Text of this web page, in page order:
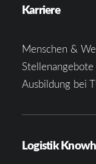
Karriere
Menschen &
Stellenangebote
Ausbildung bei
Logistik